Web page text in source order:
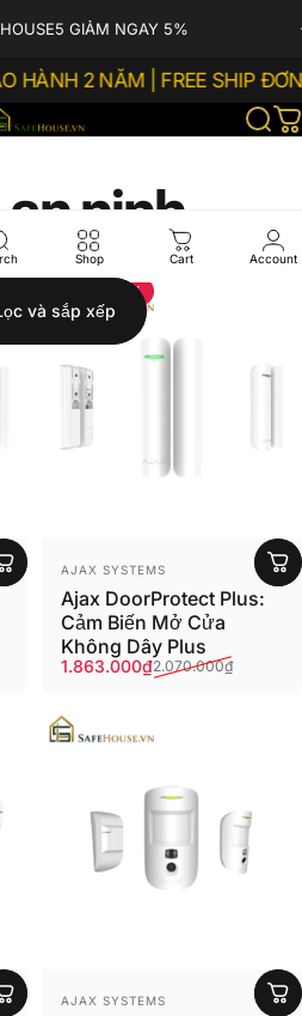
GIẢM NGAY 5%
2 NĂM | FREE SHIP ĐƠN
Tìm
Shop Cart Account
anninh
và sắp xếp
Tiết kiệm 10%
Người bán:
AJAX SYSTEMS
Ajax DoorProtect Plus:
Cảm Biến Mở Cửa
Không Dây Plus
Giá ưu đãi
1.863.000₫
Giá thông thường
2.070.000₫
Người bán:
AJAX SYSTEMS